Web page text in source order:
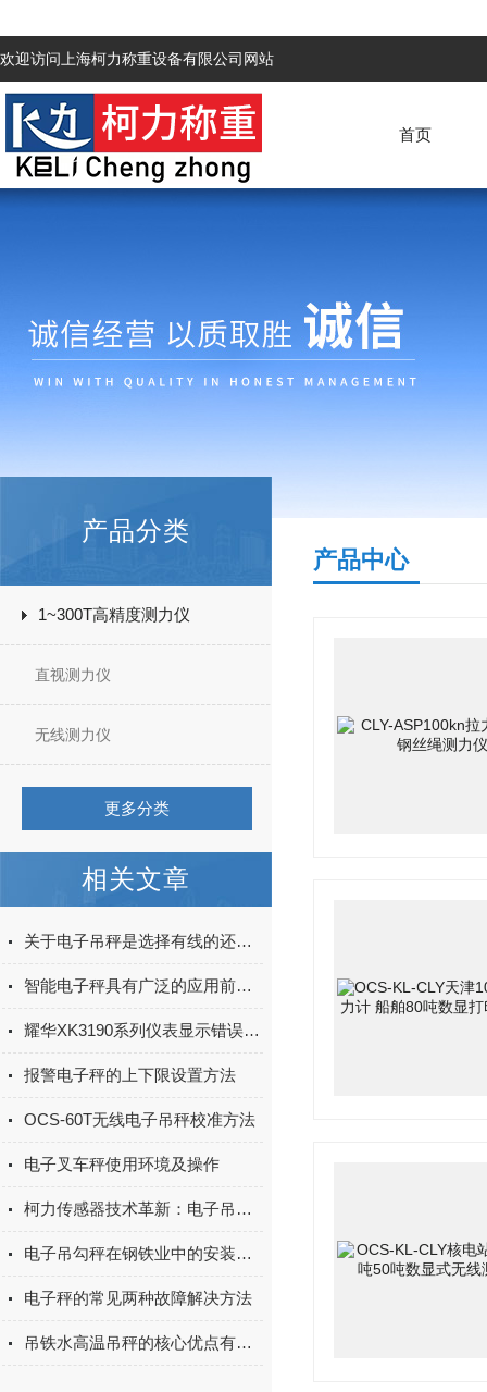
欢迎访问上海柯力称重设备有限公司网站
首页
产品分类
1~300T高精度测力仪
直视测力仪
无线测力仪
更多分类
相关文章
关于电子吊秤是选择有线的还是无线的就看看本篇吧
智能电子秤具有广泛的应用前景和市场需求
耀华XK3190系列仪表显示错误代码的解决方法
报警电子秤的上下限设置方法
OCS-60T无线电子吊秤校准方法
电子叉车秤使用环境及操作
柯力传感器技术革新：电子吊秤如何提升仓储效率？
电子吊勾秤在钢铁业中的安装与使用
电子秤的常见两种故障解决方法
吊铁水高温吊秤的核心优点有哪些？
产品中心